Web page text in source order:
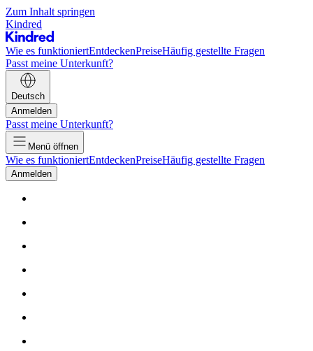
Zum Inhalt springen
Kindred
Wie es funktioniertEntdeckenPreiseHäufig gestellte Fragen
Passt meine Unterkunft?
Deutsch
Anmelden
Passt meine Unterkunft?
Menü öffnen
Wie es funktioniertEntdeckenPreiseHäufig gestellte Fragen
Anmelden